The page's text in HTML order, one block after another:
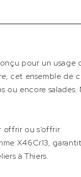
pour un usage
cet ensemble de
ou encore
ou s’offrir.
X46Cr13,
à Thiers.